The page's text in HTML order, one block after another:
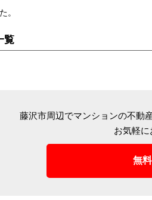
。
覧
藤沢市周辺でマンションの不動
お気軽に
無